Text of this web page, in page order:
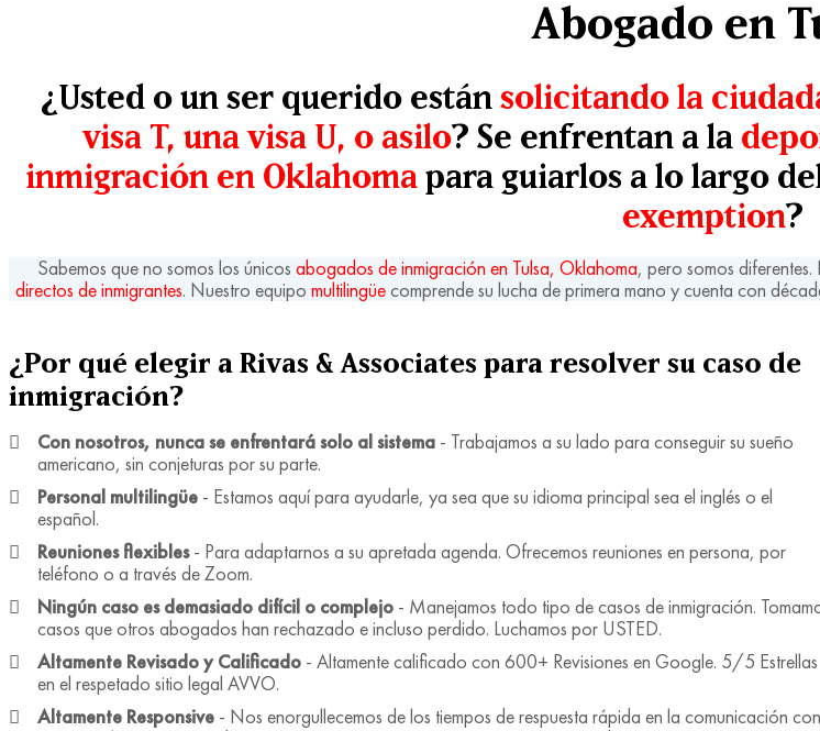
Abogado en
¿Usted o un ser querido están solicitando la
visa T, una visa U, o asilo? Se enfrentan a la
inmigración en Oklahoma para guiarlos a lo largo
exemption?
Sabemos que no somos los únicos abogados de inmigración en Tulsa, Oklahoma, pero somos
directos de inmigrantes. Nuestro equipo multilingüecomprende su lucha de primera mano y cuenta con
¿Por qué elegir a Rivas & Associates para resolver su caso de
inmigración?
Con nosotros, nunca se enfrentará solo al sistema - Trabajamos a su lado para conseguir su sueño
americano, sin conjeturas por su parte.
Personal multilingüe - Estamos aquí para ayudarle, ya sea que su idioma principal sea el inglés o el
español.
Reuniones flexibles- Para adaptarnos a su apretada agenda. Ofrecemos reuniones en persona, por
teléfono o a través de Zoom.
Ningún caso es demasiado difícil o complejo - Manejamos todo tipo de casos de inmigración.
casos que otros abogados han rechazado e incluso perdido. Luchamos por USTED.
Altamente Revisado y Calificado - Altamente calificado con 600+ Revisiones en Google. 5/5 Estrellas
en el respetado sitio legal AVVO.
Altamente Responsive - Nos enorgullecemos de los tiempos de respuesta rápida en la comunicación con